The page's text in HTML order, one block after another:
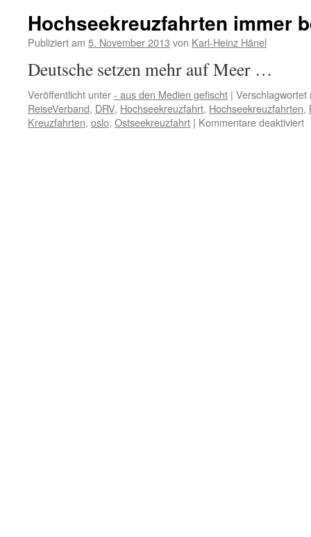
Hochseekreuzfahrten immer
Publiziert am 5. November 2013 von Karl-Heinz Hänel
Deutsche setzen mehr auf Meer …
Veröffentlicht unter- aus den Medien gefischt | Verschlagwortet
ReiseVerband, DRV, Hochseekreuzfahrt, Hochseekreuzfahrten,
Kreuzfahrten, oslo, Ostseekreuzfahrt | Kommentare deaktiviert